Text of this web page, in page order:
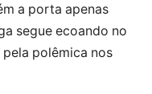
a porta apenas
segue ecoando no
polêmica nos